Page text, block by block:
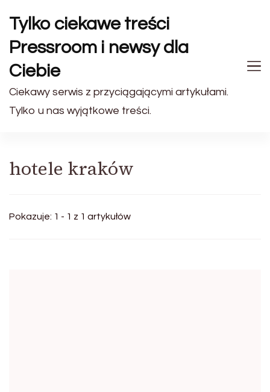
Tylko ciekawe treści
Pressroom i newsy dla
Ciebie
Ciekawy serwis z przyciągającymi artykułami.
Tylko u nas wyjątkowe treści.
hotele kraków
Pokazuje: 1 - 1 z 1 artykułów